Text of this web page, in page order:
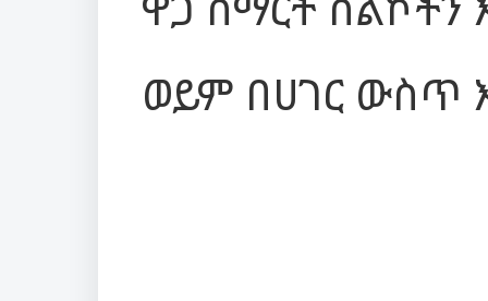
ወይም በሀገር ውስጥ